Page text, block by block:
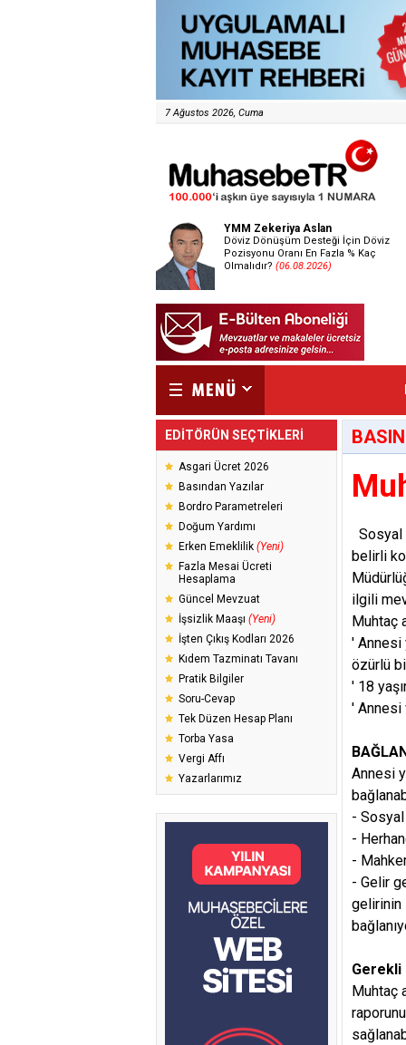
7 Ağustos 2026, Cuma
YMM Zekeriya Aslan
Döviz Dönüşüm Desteği İçin Döviz
Pozisyonu Oranı En Fazla % Kaç
Olmalıdır? (06.08.2026)
EDİTÖRÜN SEÇTİKLERİ
Asgari Ücret 2026
Basından Yazılar
Bordro Parametreleri
Doğum Yardımı
Erken Emeklilik (Yeni)
Fazla Mesai Ücreti
Hesaplama
Güncel Mevzuat
İşsizlik Maaşı (Yeni)
İşten Çıkış Kodları 2026
Kıdem Tazminatı Tavanı
Pratik Bilgiler
Soru-Cevap
Tek Düzen Hesap Planı
Torba Yasa
Vergi Affı
Yazarlarımız
Sosyal
belirli
ilgili
Muhtaç
' Annesi
özürlü
' 18
' Annesi
Annesi
-
-
-
- Gelir
gelirinin
Muhtaç